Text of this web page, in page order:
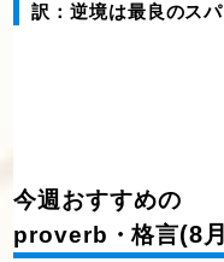
訳：逆境は最良のス
今週おすすめの
proverb・格言(8